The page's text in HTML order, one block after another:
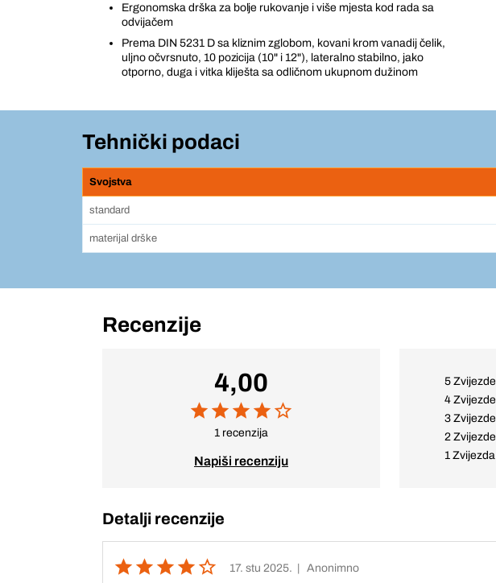
Ergonomska drška za bolje rukovanje i više mjesta kod rada sa
odvijačem
Prema DIN 5231 D sa kliznim zglobom, kovani krom vanadij čelik,
uljno očvrsnuto, 10 pozicija (10" i 12"), lateralno stabilno, jako
otporno, duga i vitka kliješta sa odličnom ukupnom dužinom
Tehnički podaci
Svojstva
standard
materijal drške
Recenzije
4,00
1 recenzija
Napiši recenziju
5 Zvijezde
4 Zvijezde
3 Zvijezde
2 Zvijezde
1 Zvijezda
Detalji recenzije
17. stu 2025. | Anonimno